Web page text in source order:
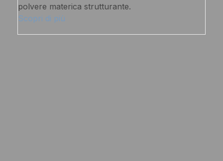
polvere materica strutturante.
Scopri di più